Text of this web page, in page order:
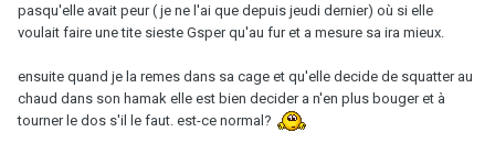
pasqu'elle avait peur ( je ne l'ai que depuis jeudi dernier) où si elle
voulait faire une tite sieste Gsper qu'au fur et a mesure sa ira mieux.
ensuite quand je la remes dans sa cage et qu'elle decide de squatter au
chaud dans son hamak elle est bien decider a n'en plus bouger et à
tourner le dos s'il le faut. est-ce normal?